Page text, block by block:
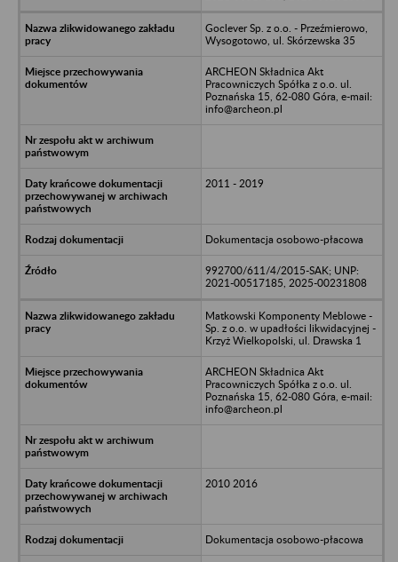
Goclever Sp. z o.o. - Przeźmierowo,
Wysogotowo, ul. Skórzewska 35
ARCHEON Składnica Akt
Pracowniczych Spółka z o.o. ul.
Poznańska 15, 62-080 Góra, e-mail:
info@archeon.pl
2011 - 2019
Dokumentacja osobowo-płacowa
992700/611/4/2015-SAK; UNP:
2021-00517185, 2025-00231808
Matkowski Komponenty Meblowe -
Sp. z o.o. w upadłości likwidacyjnej -
Krzyż Wielkopolski, ul. Drawska 1
ARCHEON Składnica Akt
Pracowniczych Spółka z o.o. ul.
Poznańska 15, 62-080 Góra, e-mail:
info@archeon.pl
2010 2016
Dokumentacja osobowo-płacowa